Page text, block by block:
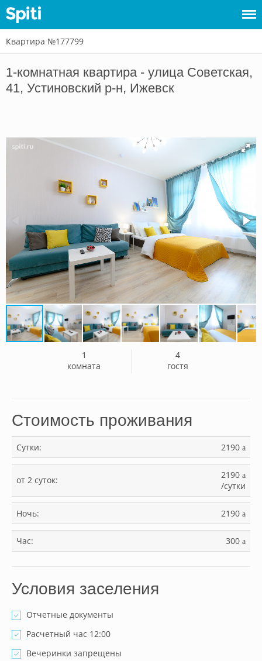
Войти
Сдать
Квартира №177799
1-комнатная квартира - улица Советская,
41, Устиновский р-н, Ижевск
1
комната
4
гостя
Стоимость проживания
Сутки: 2190 a
от 2 суток: 2190 a
/сутки
Ночь: 2190 a
Час: 300 a
Условия заселения
Отчетные документы
Расчетный час 12:00
Вечеринки запрещены